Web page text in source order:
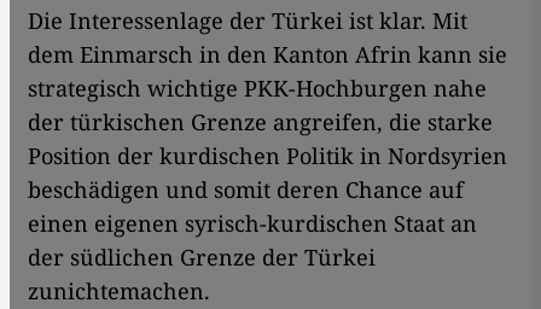
Die Interessenlage der Türkei ist klar. Mit
dem Einmarsch in den Kanton Afrin kann sie
strategisch wichtige PKK-Hochburgen nahe
der türkischen Grenze angreifen, die starke
Position der kurdischen Politik in Nordsyrien
beschädigen und somit deren Chance auf
einen eigenen syrisch-kurdischen Staat an
der südlichen Grenze der Türkei
zunichtemachen.